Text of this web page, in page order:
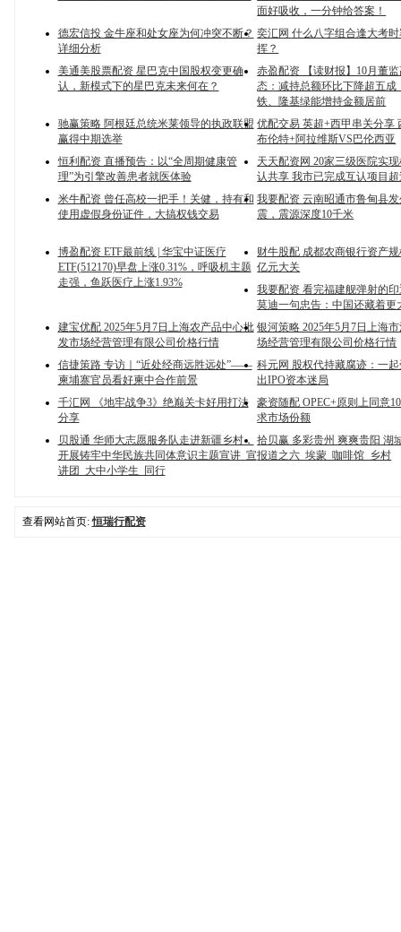
面好吸收，一分钟给答案！
德宏信投 金牛座和处女座为何冲突不断？
详细分析
奕汇网 什么八字组合逢大考
挥？
美通美股票配资 星巴克中国股权变更确
认，新模式下的星巴克未来何在？
赤盈配资 【读财报】10月董
态：减持总额环比下降超五成
铁、隆基绿能增持金额居前
驰赢策略 阿根廷总统米莱领导的执政联盟
赢得中期选举
优配交易 英超+西甲串关分享
布伦特+阿拉维斯VS巴伦西亚
恒利配资 直播预告：以“全周期健康管
理”为引擎改善患者就医体验
天天配资网 20家三级医院实
认共享 我市已完成互认项目超
米牛配资 曾任高校一把手！关健，持有和
使用虚假身份证件，大搞权钱交易
我要配资 云南昭通市鲁甸县
震，震源深度10千米
博盈配资 ETF最前线 | 华宝中证医疗
ETF(512170)早盘上涨0.31%，呼吸机主题
走强，鱼跃医疗上涨1.93%
财牛股配 成都农商银行资产规
亿元大关
我要配资 看完福建舰弹射的
莫迪一句忠告：中国还藏着更
建宝优配 2025年5月7日上海农产品中心批
发市场经营管理有限公司价格行情
银河策略 2025年5月7日上海
场经营管理有限公司价格行情
信捷策路 专访｜“近处经商远胜远处”——
柬埔寨官员看好柬中合作前景
科元网 股权代持藏腐迹：一
出IPO资本迷局
千汇网 《地牢战争3》绝巅关卡好用打法
分享
豪资随配 OPEC+原则上同意
求市场份额
贝股通 华师大志愿服务队走进新疆乡村，
开展铸牢中华民族共同体意识主题宣讲_宣
讲团_大中小学生_同行
拾贝赢 多彩贵州 爽爽贵阳 湖
报道之六_埃蒙_咖啡馆_乡村
查看网站首页:恒瑞行配资